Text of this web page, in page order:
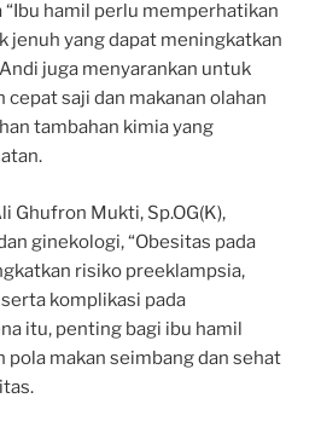
“Ibu hamil perlu memperhatikan
jenuh yang dapat meningkatkan
juga menyarankan untuk
saji dan makanan olahan
tambahan kimia yang
Ghufron Mukti, Sp.OG(K),
ginekologi, “Obesitas pada
risiko preeklampsia,
komplikasi pada
itu, penting bagi ibu hamil
makan seimbang dan sehat